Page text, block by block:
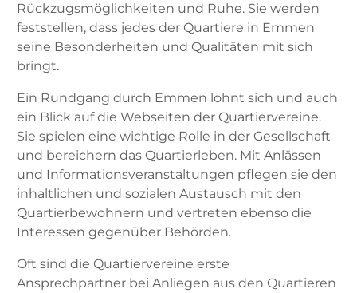
Rückzugsmöglichkeiten und Ruhe. Sie werden
feststellen, dass jedes der Quartiere in Emmen
seine Besonderheiten und Qualitäten mit sich
bringt.
Ein Rundgang durch Emmen lohnt sich und auch
ein Blick auf die Webseiten der Quartiervereine.
Sie spielen eine wichtige Rolle in der Gesellschaft
und bereichern das Quartierleben. Mit Anlässen
und Informationsveranstaltungen pflegen sie den
inhaltlichen und sozialen Austausch mit den
Quartierbewohnern und vertreten ebenso die
Interessen gegenüber Behörden.
Oft sind die Quartiervereine erste
Ansprechpartner bei Anliegen aus den Quartieren